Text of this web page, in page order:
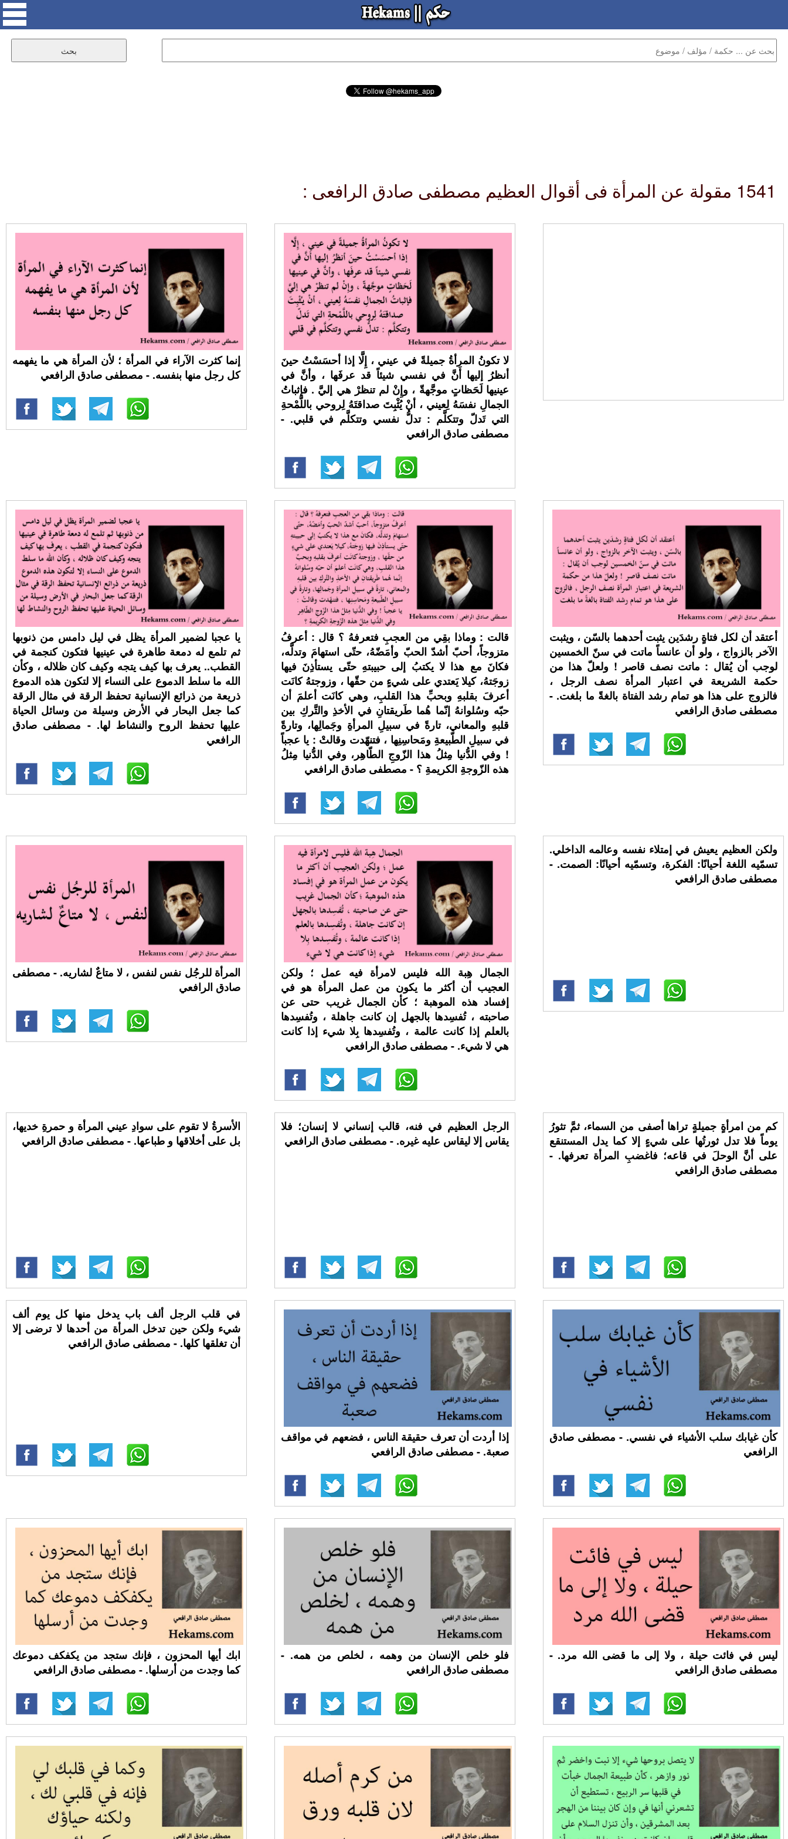
1541 مقولة عن المرأة فى أقوال العظيم مصطفى صادق الرافعى :
إنما كثرت الآراء في المرأة ؛ لأن المرأة هي ما يفهمه
كل رجل منها بنفسه. - مصطفى صادق الرافعي
لا تكونُ المرأةُ جميلةً في عيني ، إِلَّا إذا أحسَسْتُ حينَ
أنظرُ إليها أَنَّ في نفسي شيئاً قد عرفَها ، وأنَّ في
عينيها لَحَظاتٍ موجَّهةّ ، وإِنْ لم تنظرْ هي إليَّ . فإثباتُ
الجمالِ نفسَهُ لِعيني ، أنْ يُثْبِتَ صداقتَهُ لِروحي باللَّمْحةِ
التي تَدلّ وتتكلَّم : تدلُّ نفسي وتتكلَّم في قلبي. -
مصطفى صادق الرافعي
يا عجبا لضمير المرأة يظل في ليل دامس من ذنوبها
ثم تلمع له دمعة طاهرة في عينيها فتكون كنجمة في
القطب.. يعرف بها كيف يتجه وكيف كان ظلاله ، وكأن
الله ما سلط الدموع على النساء إلا لتكون هذه الدموع
ذريعة من ذرائع الإنسانية تحفظ الرقة في مثال الرقة
كما جعل البحار في الأرض وسيلة من وسائل الحياة
عليها تحفظ الروح والنشاط لها. - مصطفى صادق
الرافعي
قالت : وماذا بقِي من العجبِ فتعرفهُ ؟ قال : أعرفُ
متزوجاً، أحبّ أشدّ الحبّ وأمَضّهُ، حتّى استهامَ وتدلَّه،
فكانَ مع هذا لا يكتبُ إلى حبيبتهِ حتّى يستأذِنَ فيها
زوجَتهُ، كيلا يَعتدي على شيءٍ من حقّها ، وزوجتهُ كانَت
أعرفَ بقلبهِ وبحبِّ هذا القلبِ، وهي كانَت أعلمَ أن
حبّه وسُلوانهُ إنّما هُما طَريقتانِ في الأخذِ والتَّركِ بين
قلبهِ والمعاني، تارةً في سبيلِ المرأةِ وجَمالِها، وتارةً
في سبيلِ الطّبيعةِ ومَحاسِنِها ، فتنهّدت وقالتْ : يا عجباً
! وفي الدُّنيا مِثلُ هذا الزّوجِ الطّاهِر، وفي الدُّنيا مِثلُ
هذه الزّوجةِ الكريمةِ ؟ - مصطفى صادق الرافعي
أعتقد أن لكل فتاةٍ رشدَين يثبت أحدهما بالسّن ، ويثبت
الآخر بالزواج ، ولو أن عانساً ماتت في سنّ الخمسين
لوجب أن يُقال : ماتت نصف قاصر ! ولعلّ هذا من
حكمة الشريعة في اعتبار المرأة نصف الرجل ،
فالزوج على هذا هو تمام رشد الفتاة بالغةً ما بلغت. -
مصطفى صادق الرافعي
المرأة للرجُل نفس لنفس ، لا متاعٌ لشاريه. - مصطفى
صادق الرافعي
الجمال هِبة الله فليس لامرأة فيه عمل ؛ ولكن
العجيب أن أكثر ما يكون من عمل المرأة هو في
إفساد هذه الموهبة ؛ كأن الجمال غريب حتى عن
صاحبته ، تُفسِدها بالجهل إن كانت جاهلة ، وتُفسِدها
بالعلم إذا كانت عالمة ، وتُفسِدها بِلا شيء إذا كانت
هي لا شيء. - مصطفى صادق الرافعي
‏ولكن العظيم يعيش في إمتلاء نفسه وعالمه الداخلي.
تسمّيه اللغة أحيانًا: الفكرة، وتسمّيه أحيانًا: الصمت. -
مصطفى صادق الرافعي
الأسرةُ لا تقوم على سوادِ عيني المرأة و حمرةِ خديها،
بل على أخلاقها و طباعها. - مصطفى صادق الرافعي
الرجل العظيم في فنه، قالب إنساني لا إنسان؛ فلا
يقاس إلا ليقاس عليه غيره. - مصطفى صادق الرافعي
كم من امرأةٍ جميلةٍ تراها أصفى من السماء، ثمَّ تثورُ
يوماً فلا تدل ثورتُها على شيءٍ إلا كما يدل المستنقع
على أنَّ الوحلَ في قاعه؛ فاغضبِ المرأة تعرفها. -
مصطفى صادق الرافعي
في قلب الرجل ألف باب يدخل منها كل يوم ألف
شيء ولكن حين تدخل المرأة من أحدها لا ترضى إلا
أن تغلقها كلها. - مصطفى صادق الرافعي
إذا أردت أن تعرف حقيقة الناس ، فضعهم في مواقف
صعبة. - مصطفى صادق الرافعي
كأن غيابك سلب الأشياء في نفسي. - مصطفى صادق
الرافعي
ابك أيها المحزون ، فإنك ستجد من يكفكف دموعك
كما وجدت من أرسلها. - مصطفى صادق الرافعي
فلو خلص الإنسان من وهمه ، لخلص من همه. -
مصطفى صادق الرافعي
ليس في فائت حيلة ، ولا إلى ما قضى الله مرد. -
مصطفى صادق الرافعي